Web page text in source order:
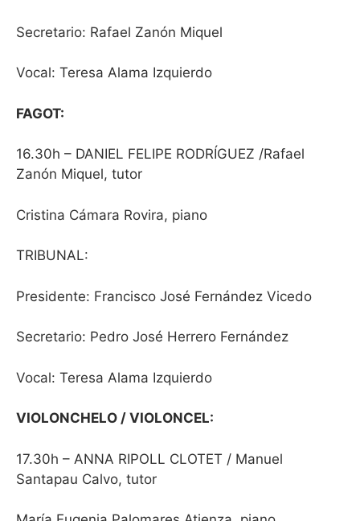
Secretario: Rafael Zanón Miquel
Vocal: Teresa Alama Izquierdo
FAGOT:
16.30h – DANIEL FELIPE RODRÍGUEZ /Rafael
Zanón Miquel, tutor
Cristina Cámara Rovira, piano
TRIBUNAL:
Presidente: Francisco José Fernández Vicedo
Secretario: Pedro José Herrero Fernández
Vocal: Teresa Alama Izquierdo
VIOLONCHELO / VIOLONCEL:
17.30h – ANNA RIPOLL CLOTET / Manuel
Santapau Calvo, tutor